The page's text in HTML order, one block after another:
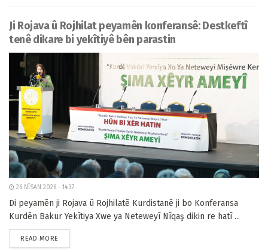
Ji Rojava û Rojhilat peyamên konferansê: Destkeftî
tenê dikare bi yekîtiyê bên parastin
26 NÎSAN 2026 - 14:37
Di peyamên ji Rojava û Rojhilatê Kurdistanê ji bo Konferansa
Kurdên Bakur Yekîtiya Xwe ya Neteweyî Nîqaş dikin re hatî ...
READ MORE